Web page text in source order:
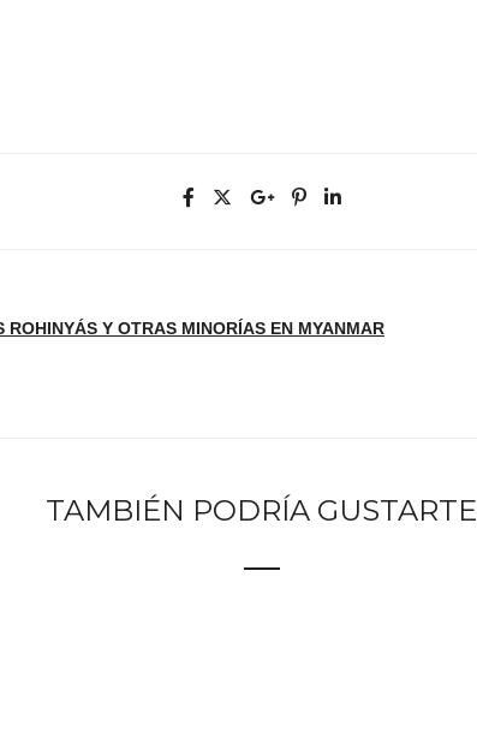
Y OTRAS MINORÍAS EN MYANMAR
TAMBIÉN PODRÍA GUSTARTE